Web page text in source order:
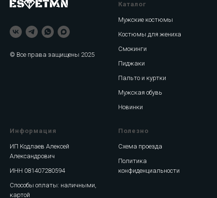
© Все права защищены 2025
Каталог
Мужские костюмы
Костюмы для жениха
Смокинги
Пиджаки
Пальто и куртки
Мужская обувь
Новинки
Информация
ИП Кодлаев Алексей
Александрович
ИНН 081407280594
Способы оплаты: наличными,
картой
Полезно
Схема проезда
Политика
конфиденциальности